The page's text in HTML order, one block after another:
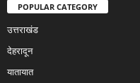
POPULAR CATEGORY
उत्तराखंड
देहरादून
यातायात